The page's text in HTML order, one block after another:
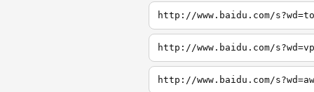
http://www.baidu.com/
http://www.baidu.com/
http://www.baidu.com/